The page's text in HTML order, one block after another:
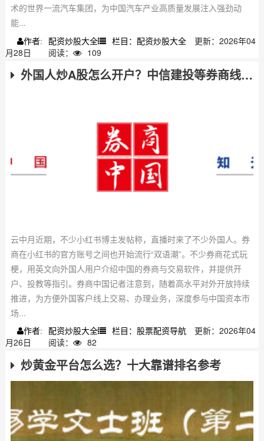
术的世界一流汽车集团，为中国汽车产业高质量发展注入强劲动
能...
作者: 配资炒股大全 栏目：配资炒股大全
更新：2026年04
月28日
阅读： 109
外国人炒A股怎么开户？中信建投等券商线上3分钟搞定
云中月近期，不少小红书博主发帖称，直播时来了不少外国人。券
商在小红书的官方账号之间也开始流行“双语潮”。不少券商花式玩
梗，用英文向外国人用户介绍中国的券商与交易软件，并提供开
户、投教等指引。券商中国记者注意到，随着高水平对外开放持续
推进，为方便外国客户线上交易、办理业务，深度参与中国资本市
场...
作者: 配资炒股大全 栏目：股票配资导航
更新：2026年04
月26日
阅读： 82
炒黄金平台怎么选？十大靠谱排名参考